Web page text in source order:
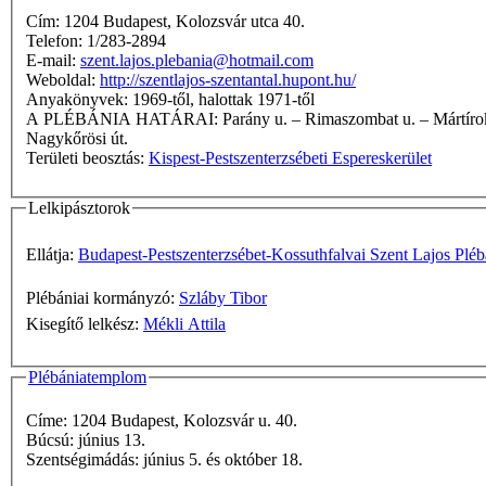
Cím: 1204 Budapest, Kolozsvár utca 40.
Telefon: 1/283-2894
E-mail: szent.lajos.plebania@hotmail.com
Weboldal: http://szentlajos-szentantal.hupont.hu/
Anyakönyvek: 1969-től, halottak 1971-től
A PLÉBÁNIA HATÁRAI: Parány u. – Rimaszombat u. – Mártírok útja – Temesvár u. – Wesselényi u. – Eperjes u. – Ábrahám Géza u. – Ritka köz – Alsó határút – Köves út – Szentlőrinci út –
Nagykőrösi út.
Területi beosztás: Kispest-Pestszenterzsébeti Espereskerület
Lelkipásztorok
Ellátja: Budapest-Pestszenterzsébet-Kossuthfalvai Szent Lajos
Plébániai kormányzó: Szláby Tibor
Kisegítő lelkész: Mékli Attila
Plébániatemplom
Címe: 1204 Budapest, Kolozsvár u. 40.
Búcsú: június 13.
Szentségimádás: június 5. és október 18.